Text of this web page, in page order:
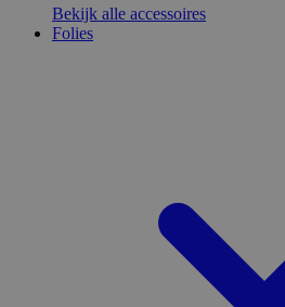
Bekijk alle accessoires
Folies